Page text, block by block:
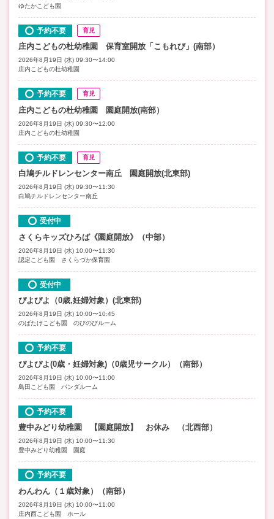
ゆたかこども園
予約不要 育児
庄内こどもの杜幼稚園 保育室開放「こもれび」(南部）
2026年8月19日 (水) 09:30〜14:00
庄内こどもの杜幼稚園
予約不要 育児
庄内こどもの杜幼稚園 園庭開放(南部）
2026年8月19日 (水) 09:30〜12:00
庄内こどもの杜幼稚園
予約不要 育児
白鳩チルドレンセンター南丘 園庭開放(北東部)
2026年8月19日 (水) 09:30〜11:30
白鳩チルドレンセンター南丘
受付中
さくらキッズひろば《園庭開放》（中部）
2026年8月19日 (水) 10:00〜11:30
認定こども園 さくらづか保育園
受付中
ぴよぴよ（0歳,妊婦対象）(北東部)
2026年8月19日 (水) 10:00〜10:45
のばたけこども園 のびのびルーム
予約不要
ぴよぴよ(0歳・妊婦対象)（0歳児サークル）（南部）
2026年8月19日 (水) 10:00〜11:00
島田こども園 パンダルーム
予約不要
豊中みどり幼稚園 【園庭開放】 お休み （北西部）
2026年8月19日 (水) 10:00〜11:30
豊中みどり幼稚園 園庭
予約不要
わんわん（１歳対象）（南部）
2026年8月19日 (水) 10:00〜11:00
庄内西こども園 ホール